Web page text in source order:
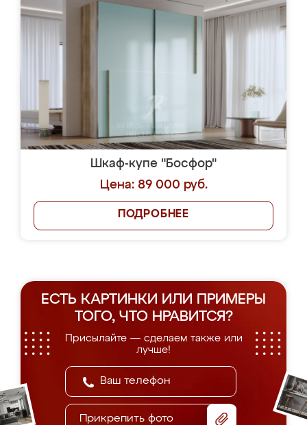
Шкаф-купе "Босфор"
Цена: 89 000 руб.
ПОДРОБНЕЕ
ЕСТЬ КАРТИНКИ ИЛИ ПРИМЕРЫ
ТОГО, ЧТО НРАВИТСЯ?
Присылайте — сделаем также или
лучше!
Прикрепить фото